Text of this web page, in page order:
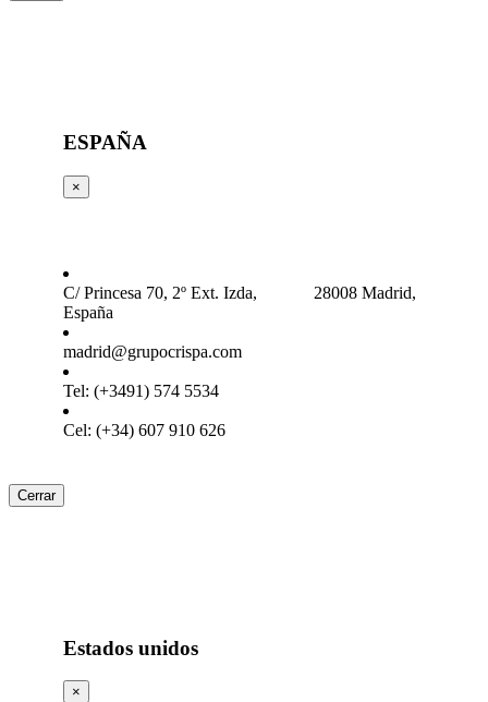
ESPAÑA
×
C/ Princesa 70, 2º Ext. Izda, 28008 Madrid,
España
madrid@grupocrispa.com
Tel: (+3491) 574 5534
Cel: (+34) 607 910 626
Cerrar
Estados unidos
×